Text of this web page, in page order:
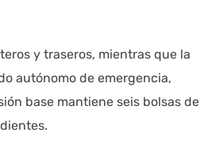
y traseros, mientras que la
autónomo de emergencia,
base mantiene seis bolsas de